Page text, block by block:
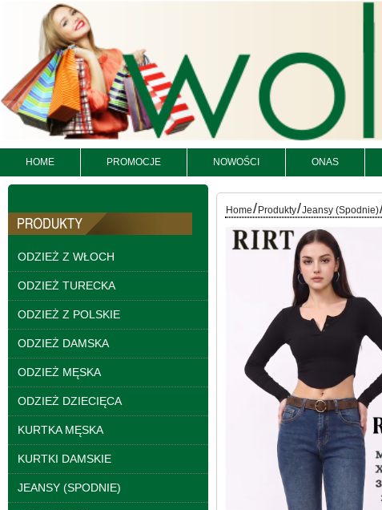
HOME PROMOCJE NOWOŚCI ONAS
ODZIEŻ Z WŁOCH
ODZIEŻ TURECKA
ODZIEŻ Z POLSKIE
ODZIEŻ DAMSKA
ODZIEŻ MĘSKA
ODZIEŻ DZIECIĘCA
KURTKA MĘSKA
KURTKI DAMSKIE
JEANSY (SPODNIE)
Spodnie damskie
jeansy Roz 25-30, 1
Kolor Paczka 10 szt
61.00 zł
szczegóły
Home/ Produkty/Jeansy (Spodnie)